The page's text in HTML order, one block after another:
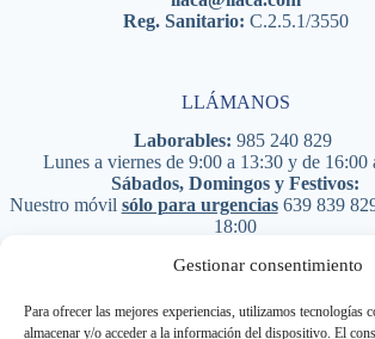
Gestionar consentimiento
Para ofrecer las mejores experiencias, utilizamos tecnologías
almacenar y/o acceder a la información del dispositivo. El
Reg. Sanitario: C.2.5.1/3550
LLÁMANOS
Laborables: 985 240 829
Lunes a viernes de 9:00 a 13:30 y de 16:00
Sábados, Domingos y Festivos:
Nuestro móvil sólo para urgencias 639 839
18:00